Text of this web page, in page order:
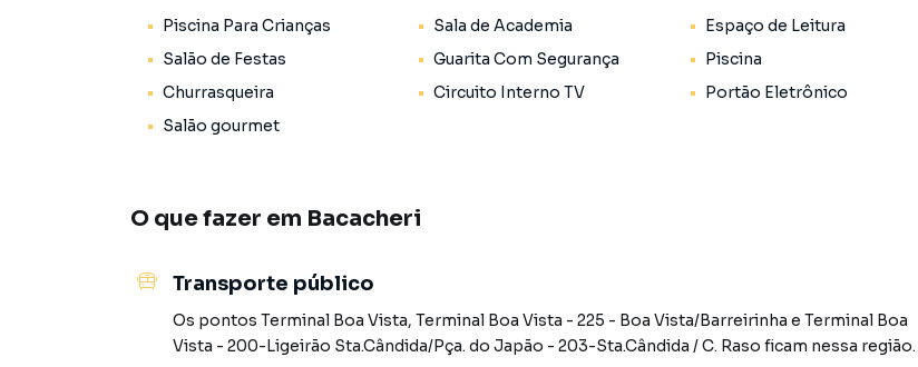
Convivência: Sala de estar e jantar integradas a uma cozinha americana moderna;
Lazer Privativo: Sacada com churrasqueira a carvão, ideal para momentos de descontração;
Acabamentos: Teto com acabamento em gesso, infraestrutura para ar-condicionado, aquecimento a
O Solare di Vincenza entrega uma experiência de condomínio-clube com áreas comuns decoradas e
Lazer e Saúde: Academia equipada, piscina e bicicletário;
Piscina Para Crianças Sala de Academia
Espaço de Leitura
Salão de Festas
Guarita Com Segurança
Piscina
Churrasqueira
Circuito Interno TV
Portão Eletrônico
Salão gourmet
O que fazer em Bacacheri
Transporte público
Os pontos Terminal Boa Vista, Terminal Boa Vista - 225 - Boa Vista/Barreirinha e Terminal Boa
Vista - 200-Ligeirão Sta.Cândida/Pça. do Japão - 203-Sta.Cândida / C. Raso ficam nessa região.